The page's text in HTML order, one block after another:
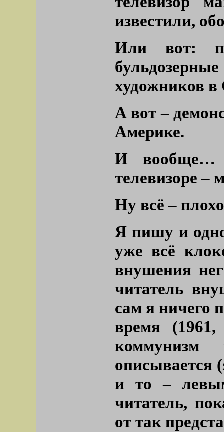
известили,
Или вот:
художников
А вот –
Америке.
И вообще…
телевизоре –
Ну всё –
Я пишу и
уже всё
внушения
читатель
сам я ничего
время
коммунизм
описывается
и то –
читатель,
от так